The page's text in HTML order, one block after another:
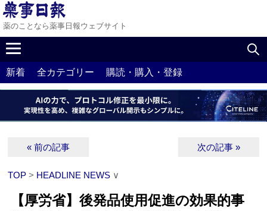
薬のことなら薬事日報ウェブサイト
新着 全カテゴリー 購読・購入・登録
« 前の記事 次の記事 »
TOP > HEADLINE NEWS ∨
【厚労省】後発品使用促進の効果的事